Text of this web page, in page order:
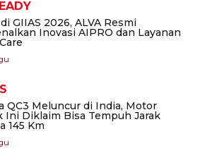
GIIAS 2026, ALVA Resmi
Inovasi AIPRO dan Layanan
QC3 Meluncur di India, Motor
Ini Diklaim Bisa Tempuh Jarak
145 Km